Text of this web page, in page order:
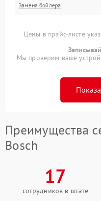
Замена бойлера
Цены в прайс-листе
Мы проверим ваше
Преимущества
Bosch
17
сотрудников в штате